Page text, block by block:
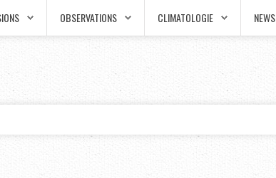
OBSERVATIONS CLIMATOLOGIE NEWS